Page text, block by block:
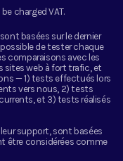
charged VAT.
basées sur le dernier
de tester chaque
comparaisons avec les
sites web à fort trafic, et
— 1) tests effectués lors
vers nous, 2) tests
et 3) tests réalisés
support, sont basées
être considérées comme